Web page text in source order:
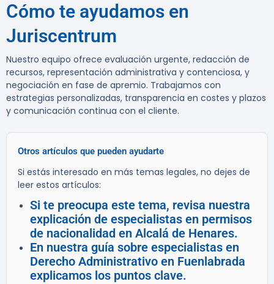
Cómo te ayudamos en
Juriscentrum
Nuestro equipo ofrece evaluación urgente, redacción de
recursos, representación administrativa y contenciosa, y
negociación en fase de apremio. Trabajamos con
estrategias personalizadas, transparencia en costes y plazos
y comunicación continua con el cliente.
Otros artículos que pueden ayudarte
Si estás interesado en más temas legales, no dejes de
leer estos artículos:
Si te preocupa este tema, revisa nuestra
explicación de especialistas en permisos
de nacionalidad en Alcalá de Henares.
En nuestra guía sobre especialistas en
Derecho Administrativo en Fuenlabrada
explicamos los puntos clave.